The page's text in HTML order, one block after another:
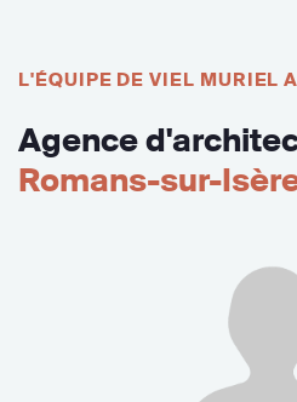
L'ÉQUIPE DE VIEL MURIEL
Agence
Romans-sur-